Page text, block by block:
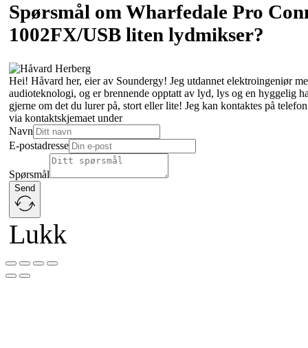
Spørsmål om Wharfedale Pro
1002FX/USB liten lydmikser?
Hei! Håvard her, eier av Soundergy! Jeg utdannet elektroingeniør
audioteknologi, og er brennende opptatt av lyd, lys og en hyggelig
gjerne om det du lurer på, stort eller lite! Jeg kan kontaktes på
via kontaktskjemaet under
Navn
E-postadresse
Spørsmål
Send
Lukk